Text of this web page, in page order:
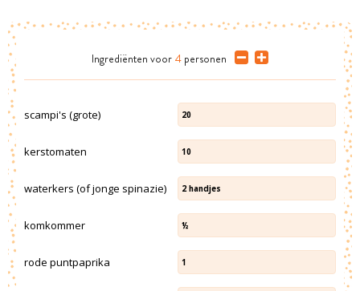
Ingrediënten voor 4 personen
scampi's (grote) 20
kerstomaten 10
waterkers (of jonge spinazie) 2 handjes
komkommer ½
rode puntpaprika 1